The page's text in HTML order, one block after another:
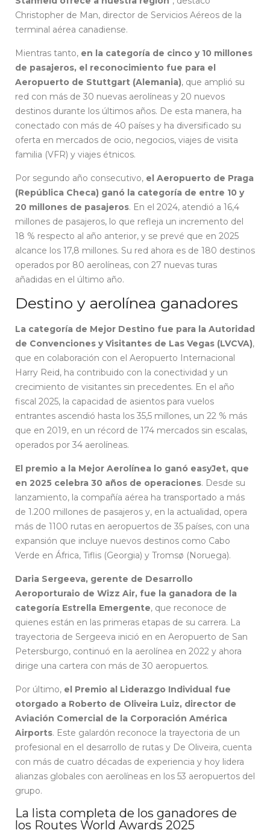
Christopher de Man, director de Servicios Aéreos de la
terminal aérea canadiense.
Mientras tanto, en la categoría de cinco y 10 millones
de pasajeros, el reconocimiento fue para el
Aeropuerto de Stuttgart (Alemania), que amplió su
red con más de 30 nuevas aerolíneas y 20 nuevos
destinos durante los últimos años. De esta manera, ha
conectado con más de 40 países y ha diversificado su
oferta en mercados de ocio, negocios, viajes de visita
familia (VFR) y viajes étnicos.
Por segundo año consecutivo, el Aeropuerto de Praga
(República Checa) ganó la categoría de entre 10 y
20 millones de pasajeros. En el 2024, atendió a 16,4
millones de pasajeros, lo que refleja un incremento del
18 % respecto al año anterior, y se prevé que en 2025
alcance los 17,8 millones. Su red ahora es de 180 destinos
operados por 80 aerolíneas, con 27 nuevas turas
añadidas en el último año.
Destino y aerolínea ganadores
La categoría de Mejor Destino fue para la Autoridad
de Convenciones y Visitantes de Las Vegas (LVCVA),
que en colaboración con el Aeropuerto Internacional
Harry Reid, ha contribuido con la conectividad y un
crecimiento de visitantes sin precedentes. En el año
fiscal 2025, la capacidad de asientos para vuelos
entrantes ascendió hasta los 35,5 millones, un 22 % más
que en 2019, en un récord de 174 mercados sin escalas,
operados por 34 aerolíneas.
El premio a la Mejor Aerolínea lo ganó easyJet, que
en 2025 celebra 30 años de operaciones. Desde su
lanzamiento, la compañía aérea ha transportado a más
de 1.200 millones de pasajeros y, en la actualidad, opera
más de 1100 rutas en aeropuertos de 35 países, con una
expansión que incluye nuevos destinos como Cabo
Verde en África, Tiflis (Georgia) y Tromsø (Noruega).
Daria Sergeeva, gerente de Desarrollo
Aeroporturaio de Wizz Air, fue la ganadora de la
categoría Estrella Emergente, que reconoce de
quienes están en las primeras etapas de su carrera. La
trayectoria de Sergeeva inició en en Aeropuerto de San
Petersburgo, continuó en la aerolínea en 2022 y ahora
dirige una cartera con más de 30 aeropuertos.
Por último, el Premio al Liderazgo Individual fue
otorgado a Roberto de Oliveira Luiz, director de
Aviación Comercial de la Corporación América
Airports. Este galardón reconoce la trayectoria de un
profesional en el desarrollo de rutas y De Oliveira, cuenta
con más de cuatro décadas de experiencia y hoy lidera
alianzas globales con aerolíneas en los 53 aeropuertos del
grupo.
La lista completa de los ganadores de
los Routes World Awards 2025